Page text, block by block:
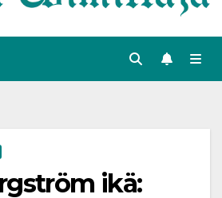
ikä: